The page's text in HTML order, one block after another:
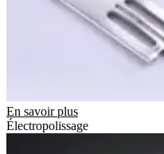
En savoir plus
Électropolissage